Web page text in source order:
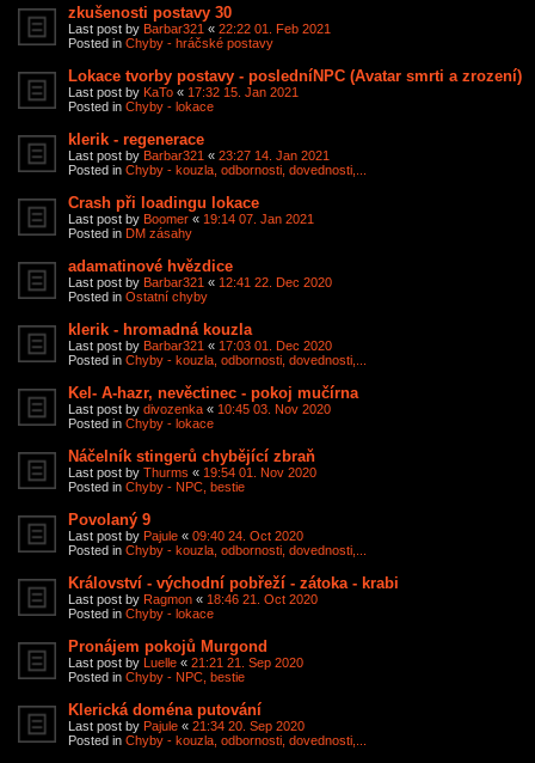
zkušenosti postavy 30
Last post by Barbar321 « 22:22 01. Feb 2021
Posted in Chyby - hráčské postavy
Lokace tvorby postavy - posledníNPC (Avatar smrti a zrození)
Last post by KaTo « 17:32 15. Jan 2021
Posted in Chyby - lokace
klerik - regenerace
Last post by Barbar321 « 23:27 14. Jan 2021
Posted in Chyby - kouzla, odbornosti, dovednosti,...
Crash při loadingu lokace
Last post by Boomer « 19:14 07. Jan 2021
Posted in DM zásahy
adamatinové hvězdice
Last post by Barbar321 « 12:41 22. Dec 2020
Posted in Ostatní chyby
klerik - hromadná kouzla
Last post by Barbar321 « 17:03 01. Dec 2020
Posted in Chyby - kouzla, odbornosti, dovednosti,...
Kel- A-hazr, nevěctinec - pokoj mučírna
Last post by divozenka « 10:45 03. Nov 2020
Posted in Chyby - lokace
Náčelník stingerů chybějící zbraň
Last post by Thurms « 19:54 01. Nov 2020
Posted in Chyby - NPC, bestie
Povolaný 9
Last post by Pajule « 09:40 24. Oct 2020
Posted in Chyby - kouzla, odbornosti, dovednosti,...
Království - východní pobřeží - zátoka - krabi
Last post by Ragmon « 18:46 21. Oct 2020
Posted in Chyby - lokace
Pronájem pokojů Murgond
Last post by Luelle « 21:21 21. Sep 2020
Posted in Chyby - NPC, bestie
Klerická doména putování
Last post by Pajule « 21:34 20. Sep 2020
Posted in Chyby - kouzla, odbornosti, dovednosti,...